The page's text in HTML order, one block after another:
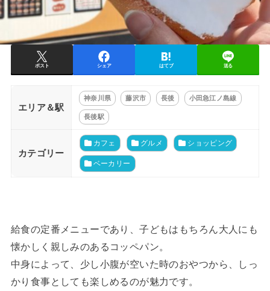
ポスト シェア はてブ 送る
エリア＆駅
神奈川県 藤沢市 長後 小田急江ノ島線
長後駅
カテゴリー
カフェ グルメ ショッピング
ベーカリー
給食の定番メニューであり、子どもはもちろん大人にも
懐かしく親しみのあるコッペパン。
中身によって、少し小腹が空いた時のおやつから、しっ
かり食事としても楽しめるのが魅力です。